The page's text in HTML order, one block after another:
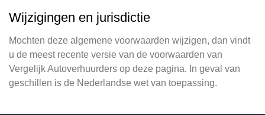
Wijzigingen en jurisdictie
Mochten deze algemene voorwaarden wijzigen, dan vindt
u de meest recente versie van de voorwaarden van
Vergelijk Autoverhuurders op deze pagina. In geval van
geschillen is de Nederlandse wet van toepassing.